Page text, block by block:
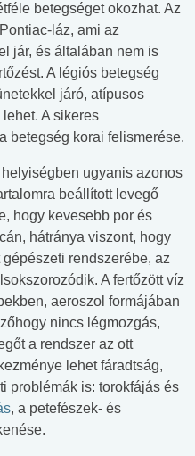
betegséget okozhat. Az
láz, ami az
jár, és általában nem is
A légiós betegség
járó, atípusos
A sikeres
betegség korai felismerése.
ugyanis azonos
beállított levegő
hogy kevesebb por és
hátránya viszont, hogy
rendszerébe, az
A fertőzött víz
aeroszol formájában
nincs légmozgás,
a rendszer az ott
lehet fáradtság,
problémák is: torokfájás és
, a petefészek- és